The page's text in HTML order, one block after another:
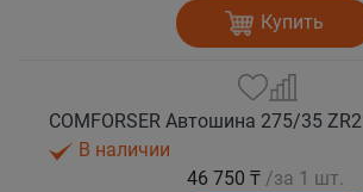
Купить
В наличии
46 750 ₸ /за 1 шт.